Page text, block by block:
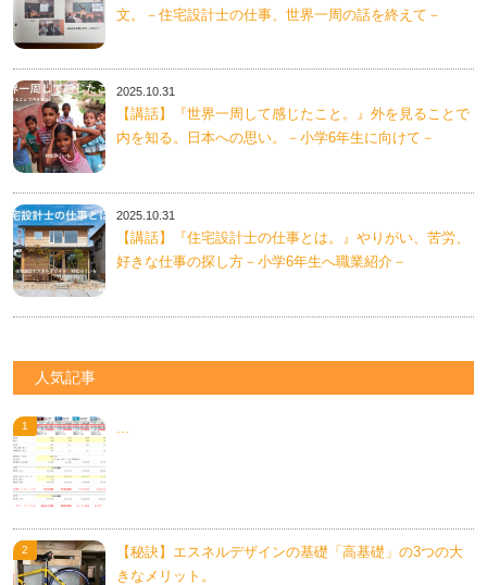
文。－住宅設計士の仕事、世界一周の話を終えて－
2025.10.31
【講話】『世界一周して感じたこと。』外を見ることで
内を知る。日本への思い。－小学6年生に向けて－
2025.10.31
【講話】『住宅設計士の仕事とは。』やりがい、苦労、
好きな仕事の探し方－小学6年生へ職業紹介－
人気記事
...
【秘訣】エスネルデザインの基礎「高基礎」の3つの大
きなメリット。